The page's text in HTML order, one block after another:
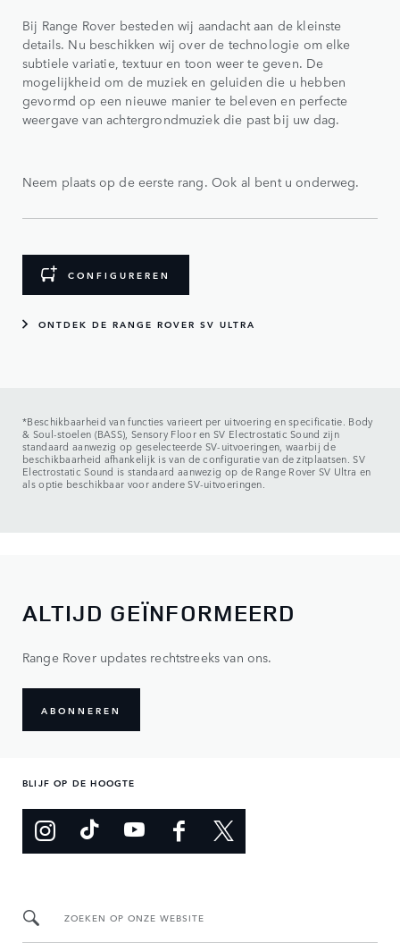
Bij Range Rover besteden wij aandacht aan de kleinste
details. Nu beschikken wij over de technologie om elke
subtiele variatie, textuur en toon weer te geven. De
mogelijkheid om de muziek en geluiden die u hebben
gevormd op een nieuwe manier te beleven en perfecte
weergave van achtergrondmuziek die past bij uw dag.
Neem plaats op de eerste rang. Ook al bent u onderweg.
CONFIGUREREN
ONTDEK DE RANGE ROVER SV ULTRA
*Beschikbaarheid van functies varieert per uitvoering en specificatie. Body
& Soul-stoelen (BASS), Sensory Floor en SV Electrostatic Sound zijn
standaard aanwezig op geselecteerde SV-uitvoeringen, waarbij de
beschikbaarheid afhankelijk is van de configuratie van de zitplaatsen. SV
Electrostatic Sound is standaard aanwezig op de Range Rover SV Ultra en
als optie beschikbaar voor andere SV-uitvoeringen.
ALTIJD GEÏNFORMEERD
Range Rover updates rechtstreeks van ons.
ABONNEREN
BLIJF OP DE HOOGTE
ZOEKEN OP ONZE WEBSITE